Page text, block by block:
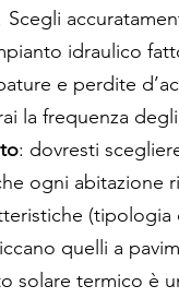
Scegli
idraulico
e perdite
la frequenza
: dovresti
ogni abitazione
(tipologia
quelli a
solare termico è